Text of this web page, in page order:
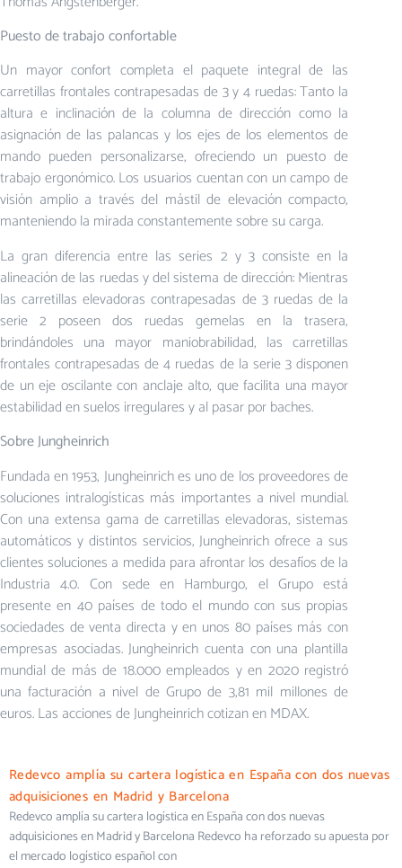
Puesto de trabajo confortable
Un mayor confort completa el paquete integral de las
carretillas frontales contrapesadas de 3 y 4 ruedas: Tanto la
altura e inclinación de la columna de dirección como la
asignación de las palancas y los ejes de los elementos de
mando pueden personalizarse, ofreciendo un puesto de
trabajo ergonómico. Los usuarios cuentan con un campo de
visión amplio a través del mástil de elevación compacto,
manteniendo la mirada constantemente sobre su carga.
La gran diferencia entre las series 2 y 3 consiste en la
alineación de las ruedas y del sistema de dirección: Mientras
las carretillas elevadoras contrapesadas de 3 ruedas de la
serie 2 poseen dos ruedas gemelas en la trasera,
brindándoles una mayor maniobrabilidad, las carretillas
frontales contrapesadas de 4 ruedas de la serie 3 disponen
de un eje oscilante con anclaje alto, que facilita una mayor
estabilidad en suelos irregulares y al pasar por baches.
Sobre Jungheinrich
Fundada en 1953, Jungheinrich es uno de los proveedores de
soluciones intralogísticas más importantes a nivel mundial.
Con una extensa gama de carretillas elevadoras, sistemas
automáticos y distintos servicios, Jungheinrich ofrece a sus
clientes soluciones a medida para afrontar los desafíos de la
Industria 4.0. Con sede en Hamburgo, el Grupo está
presente en 40 países de todo el mundo con sus propias
sociedades de venta directa y en unos 80 países más con
empresas asociadas. Jungheinrich cuenta con una plantilla
mundial de más de 18.000 empleados y en 2020 registró
una facturación a nivel de Grupo de 3,81 mil millones de
euros. Las acciones de Jungheinrich cotizan en MDAX.
Redevco amplía su cartera logística en España con dos nuevas
adquisiciones en Madrid y Barcelona
Redevco amplía su cartera logística en España con dos nuevas
adquisiciones en Madrid y Barcelona Redevco ha reforzado su apuesta por
el mercado logístico español con